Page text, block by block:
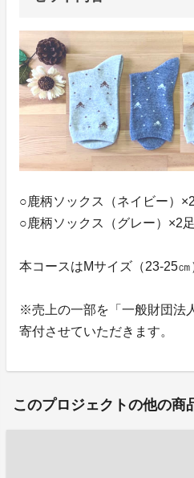
○鹿柄ソックス（ネイビー）
○鹿柄ソックス（グレー）×2足
本コースはMサイズ（23-25㎝
※売上の一部を「一般財団
寄付させていただきます。
このプロジェクトの他の商